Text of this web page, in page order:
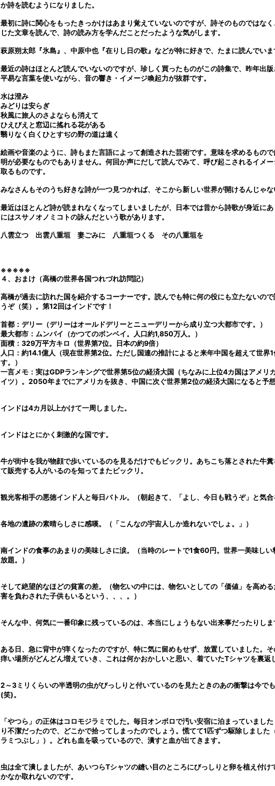
か詩を読むようになりました。
最初に詩に関心をもったきっかけはあまり覚えていないのですが、詩そのものではな
じた文章を読んで、詩の読み方を学んだことだったような気がします。
萩原朔太郎『氷島』、中原中也『在りし日の歌』などが特に好きで、たまに読んでいま
最近の詩はほとんど読んでいないのですが、珍しく買ったものがこの詩集で、昨年出版
平易な言葉を使いながら、音の響き・イメージ喚起力が抜群です。
水は澄み
みどりは安らぎ
秋風に旅人のさよならも消えて
ひえびえと窓辺に搖れる花がある
翳りなく白くひとすぢの野の道は遠く
絵画や音楽のように、詩もまた言語によって創造された芸術です。意味を求めるもの
明が必要なものでもありません。何回か声にだして読んでみて、呼び起こされるイメ
取るものです。
みなさんもそのうち好きな詩が一つ見つかれば、そこから新しい世界が開けるんじゃな
最近はほとんど詩が読まれなくなってしまいましたが、日本では昔から詩歌が身近に
にはスサノオノミコトの詠んだという歌があります。
八雲立つ 出雲八重垣 妻ごみに 八重垣つくる その八重垣を
※※※※※
４、おまけ（高橋の世界各国つれづれ訪問記）
高橋が過去に訪れた国を紹介するコーナーです。読んでも特に何の役にも立たないの
うぞ（笑）。第12回はインドです！
首都：デリー（デリーはオールドデリーとニューデリーから成り立つ大都市です。）
最大都市：ムンバイ（かつてのボンベイ。人口約1,850万人。）
面積：329万平方キロ（世界第7位。日本の約9倍）
人口：約14.1億人（現在世界第2位。ただし国連の推計によると来年中国を超えて世界
す。）
一言メモ：実はGDPランキングで世界第5位の経済大国（ちなみに上位4カ国はアメリ
イツ）。2050年までにアメリカを抜き、中国に次ぐ世界第2位の経済大国になると予想
インドは4カ月以上かけて一周しました。
インドはとにかく刺激的な国です。
牛が街中を我が物顔で歩いているのを見るだけでもビックリ。あちこち落とされた牛
て販売する人がいるのを知ってまたビックリ。
観光客相手の悪徳インド人と毎日バトル。（朝起きて、「よし、今日も戦うぞ」と気合
各地の遺跡の素晴らしさに感嘆。（「こんなの宇宙人しか造れないでしょ。」）
南インドの食事のあまりの美味しさに涙。（当時のレートで1食60円。世界一美味しい
放題。）
そして絶望的なほどの貧富の差。（物乞いの中には、物乞いとしての「価値」を高め
害を負わされた子供もいるという、、、。）
そんな中、何気に一番印象に残っているのは、本当にしょうもない出来事だったりしま
ある日、急に背中が痒くなったのですが、特に気に留めもせず、放置していました。
痒い場所がどんどん増えていき、これは何かおかしいと思い、着ていたTシャツを裏返
2～3ミリくらいの半透明の虫がびっしりと付いているのを見たときのあの衝撃は今で
(笑)。
「やつら」の正体はコロモジラミでした。毎日オンボロで汚い安宿に泊まっていまし
り不潔だったので、どこかで拾ってしまったのでしょう。慌てて1匹ずつ駆除しました
ラミつぶし」）。どれも血を吸っているので、潰すと血が出てきます。
虫は全て潰しましたが、あいつらTシャツの縫い目のところにびっしりと卵を植え付け
かなか取れないのです。